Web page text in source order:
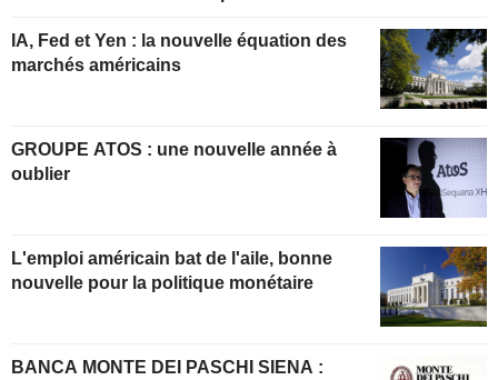
IA, Fed et Yen : la nouvelle équation des
marchés américains
GROUPE ATOS : une nouvelle année à
oublier
L'emploi américain bat de l'aile, bonne
nouvelle pour la politique monétaire
BANCA MONTE DEI PASCHI SIENA :